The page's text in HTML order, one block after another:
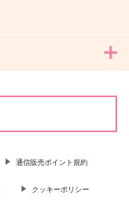
通信販売ポイント規約
クッキーポリシー